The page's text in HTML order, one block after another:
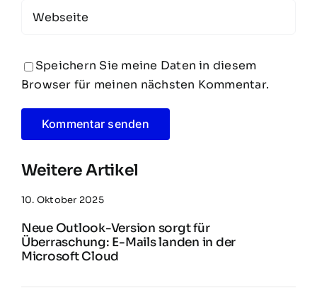
Speichern Sie meine Daten in diesem
Browser für meinen nächsten Kommentar.
Weitere Artikel
10. Oktober 2025
Neue Outlook-Version sorgt für
Überraschung: E-Mails landen in der
Microsoft Cloud